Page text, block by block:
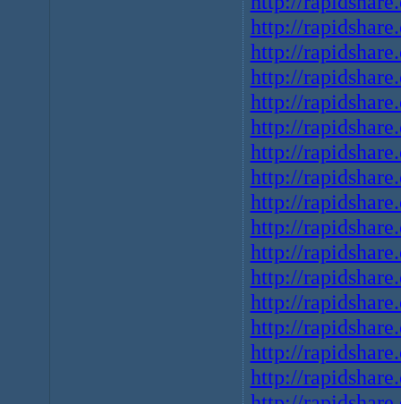
http://
http://
http://
http://
http://
http://
http://
http://
http://
http://
http://
http://
http://
http://
http://